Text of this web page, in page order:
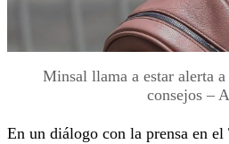
Minsal llama a estar alerta
consejos –
En un diálogo con la prensa en